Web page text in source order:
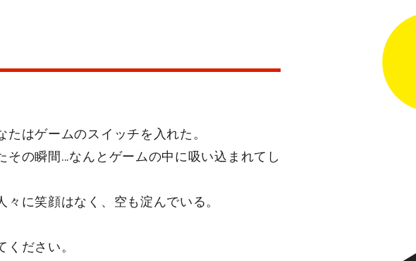
はゲームのスイッチを入れた。
その瞬間…なんとゲームの中に吸い込まれてし
に笑顔はなく、空も淀んでいる。
ください。